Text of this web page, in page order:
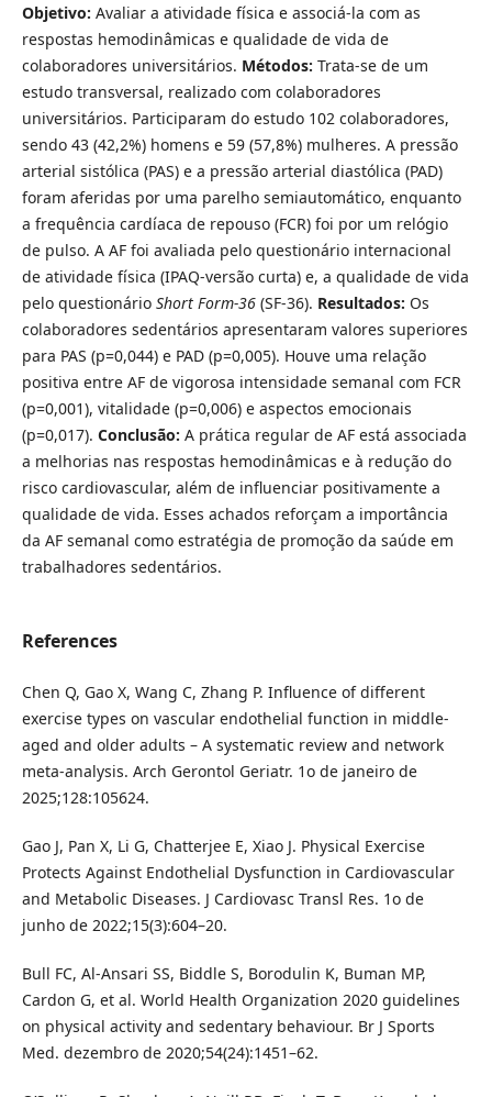
Objetivo: Avaliar a atividade física e associá-la com as
respostas hemodinâmicas e qualidade de vida de
colaboradores universitários. Métodos: Trata-se de um
estudo transversal, realizado com colaboradores
universitários. Participaram do estudo 102 colaboradores,
sendo 43 (42,2%) homens e 59 (57,8%) mulheres. A pressão
arterial sistólica (PAS) e a pressão arterial diastólica (PAD)
foram aferidas por uma parelho semiautomático, enquanto
a frequência cardíaca de repouso (FCR) foi por um relógio
de pulso. A AF foi avaliada pelo questionário internacional
de atividade física (IPAQ-versão curta) e, a qualidade de vida
pelo questionário Short Form-36(SF-36). Resultados: Os
colaboradores sedentários apresentaram valores superiores
para PAS (p=0,044) e PAD (p=0,005). Houve uma relação
positiva entre AF de vigorosa intensidade semanal com FCR
(p=0,001), vitalidade (p=0,006) e aspectos emocionais
(p=0,017). Conclusão: A prática regular de AF está associada
a melhorias nas respostas hemodinâmicas e à redução do
risco cardiovascular, além de influenciar positivamente a
qualidade de vida. Esses achados reforçam a importância
da AF semanal como estratégia de promoção da saúde em
trabalhadores sedentários.
References
Chen Q, Gao X, Wang C, Zhang P. Influence of different
exercise types on vascular endothelial function in middle-
aged and older adults – A systematic review and network
meta-analysis. Arch Gerontol Geriatr. 1o de janeiro de
2025;128:105624.
Gao J, Pan X, Li G, Chatterjee E, Xiao J. Physical Exercise
Protects Against Endothelial Dysfunction in Cardiovascular
and Metabolic Diseases. J Cardiovasc Transl Res. 1o de
junho de 2022;15(3):604–20.
Bull FC, Al-Ansari SS, Biddle S, Borodulin K, Buman MP,
Cardon G, et al. World Health Organization 2020 guidelines
on physical activity and sedentary behaviour. Br J Sports
Med. dezembro de 2020;54(24):1451–62.